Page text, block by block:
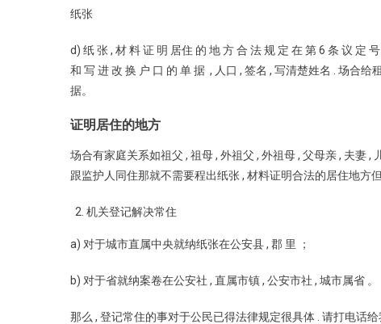
纸张
d) 纸 张 , 材 料 证 明 居住 的 地 方 合 法 规 定 在 第 6 条 议 定
和 写 进 改 换 户 口 的 单 据 , 人口 , 签名 , 写清楚姓名 . 场合给
据。
证明居住的地方
场合有家庭关系如祖父 , 祖母 , 外祖父 , 外祖母 , 父母亲 , 夫妻
跟监护人同住那就不需要程出纸张 , 材料证明合法的居住地方
机关登记解决常住
a) 对于城市直属中央就纳纸张在公安县 , 郡 里 ；
b) 对于省就纳案卷在公安社 , 直属市镇 , 公安市社 , 城市属省 。
那么 , 登记常住的事对于公民已得法律规定很具体 . 请打电话